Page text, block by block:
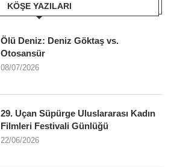
KÖŞE YAZILARI
Ölü Deniz: Deniz Göktaş vs.
Otosansür
08/07/2026
29. Uçan Süpürge Uluslararası Kadın
Filmleri Festivali Günlüğü
22/06/2026